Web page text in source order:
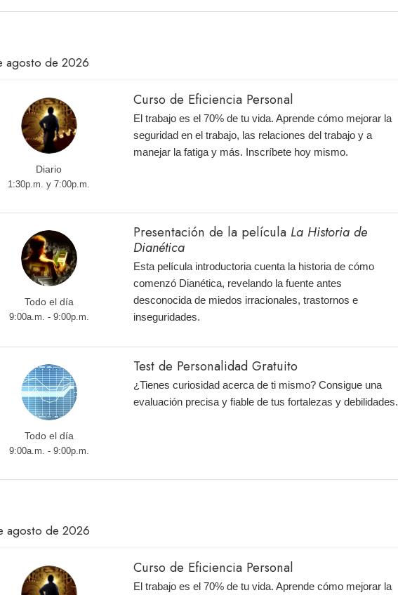
agosto de 2026
Diario
1:30p.m. y 7:00p.m.
Curso de Eficiencia Personal
El trabajo es el 70% de tu vida. Aprende cómo mejorar la
seguridad en el trabajo, las relaciones del trabajo y a
manejar la fatiga y más. Inscríbete hoy mismo.
Todo el día
9:00a.m. - 9:00p.m.
Presentación de la película La Historia de
Dianética
Esta película introductoria cuenta la historia de cómo
comenzó Dianética, revelando la fuente antes
desconocida de miedos irracionales, trastornos e
inseguridades.
Todo el día
9:00a.m. - 9:00p.m.
Test de Personalidad Gratuito
¿Tienes curiosidad acerca de ti mismo? Consigue una
evaluación precisa y fiable de tus fortalezas y debilidades.
agosto de 2026
Curso de Eficiencia Personal
El trabajo es el 70% de tu vida. Aprende cómo mejorar la